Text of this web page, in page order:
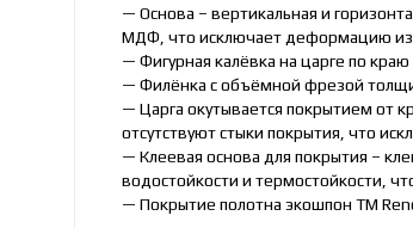
— Основа – вертикальная и
МДФ, что исключает деформацию
— Фигурная калёвка на царге по
— Филёнка с объёмной фрезой
— Царга окутывается покрытием от
отсутствуют стыки покрытия, что
— Клеевая основа для покрытия –
водостойкости и термостойкости,
— Покрытие полотна экошпон ТМ